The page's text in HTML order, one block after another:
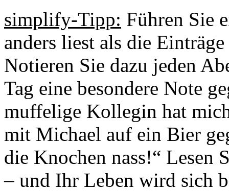
simplify-Tipp: Führen Sie
anders liest als die
Notieren Sie dazu jeden
Tag eine besondere Note
muffelige Kollegin hat
mit Michael auf ein Bier
die Knochen nass!“ Lesen
– und Ihr Leben wird sich